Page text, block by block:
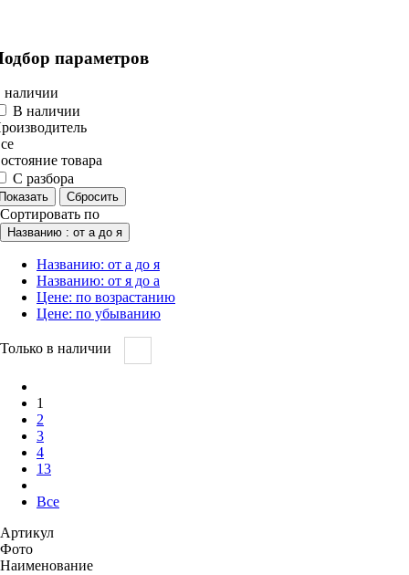
параметров
наличии
В наличии
товара
С разбора
Сортировать по
Названию : от а до я
Названию: от а до я
Названию: от я до а
Цене: по возрастанию
Цене: по убыванию
Только в наличии
1
2
3
4
13
Все
Артикул
Фото
Наименование